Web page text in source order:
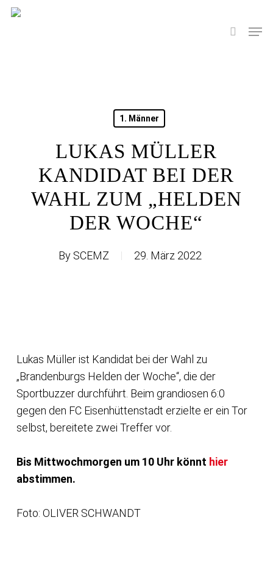
Skip
search
1. Männer
LUKAS MÜLLER
KANDIDAT BEI DER
WAHL ZUM „HELDEN
DER WOCHE“
By SCEMZ 29. März 2022
Lukas Müller ist Kandidat bei der Wahl zu
„Brandenburgs Helden der Woche“, die der
Sportbuzzer durchführt. Beim grandiosen 6:0
gegen den FC Eisenhüttenstadt erzielte er ein Tor
selbst, bereitete zwei Treffer vor.
Bis Mittwochmorgen um 10 Uhr könnt hier
abstimmen.
Foto: OLIVER SCHWANDT